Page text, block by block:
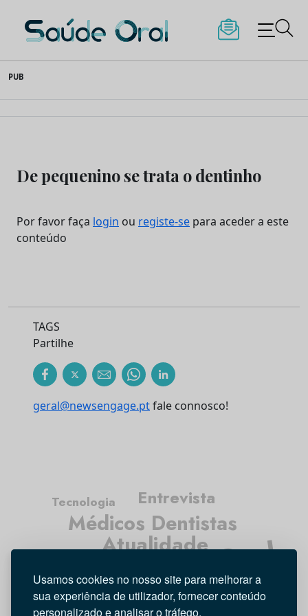
Usamos cookies no nosso site para melhorar a
sua experiência de utilizador, fornecer conteúdo
personalizado e analisar o tráfego.
to
content
Saúde Oral
PUB
De pequenino se trata o dentinho
Por favor faça login ou registe-se para aceder a este
conteúdo
TAGS
Partilhe
geral@newsengage.ptfale connosco!
Atualidade
Médicos Dentistas
Higiene Oral
Entrevista
Tecnologia
Investigação